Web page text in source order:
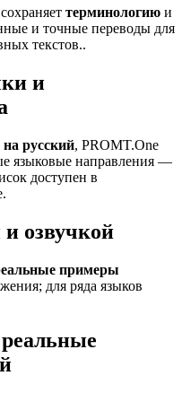
терминологию и
и точные переводы для
текстов..
и
на русский, PROMT.One
языковые направления —
доступен в
озвучкой
примеры
для ряда языков